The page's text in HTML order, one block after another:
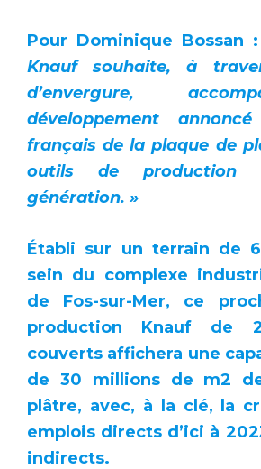
Pour Dominique Bossan :
Knauf souhaite, à
d’envergure,
développement
français de la plaque de
outils de production
génération. »
Établi sur un terrain de
sein du complexe
de Fos-sur-Mer, ce
production Knauf de
couverts affichera une
de 30 millions de m2
plâtre, avec, à la clé, la
emplois directs d’ici à
indirects.